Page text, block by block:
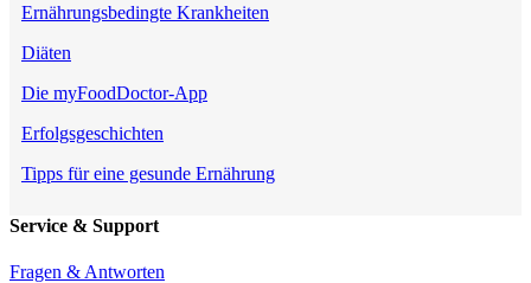
Ernährungsbedingte Krankheiten
Diäten
Die myFoodDoctor-App
Erfolgsgeschichten
Tipps für eine gesunde Ernährung
Service & Support
Fragen & Antworten